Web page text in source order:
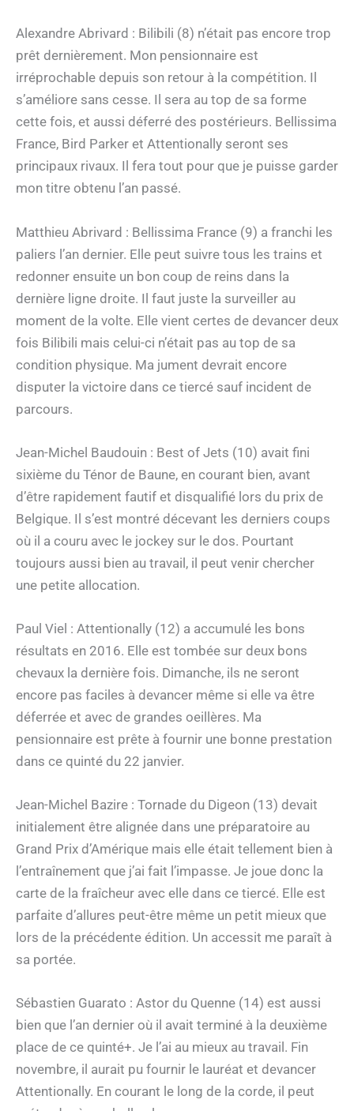
Alexandre Abrivard : Bilibili (8) n’était pas encore trop
prêt dernièrement. Mon pensionnaire est
irréprochable depuis son retour à la compétition. Il
s’améliore sans cesse. Il sera au top de sa forme
cette fois, et aussi déferré des postérieurs. Bellissima
France, Bird Parker et Attentionally seront ses
principaux rivaux. Il fera tout pour que je puisse garder
mon titre obtenu l’an passé.
Matthieu Abrivard : Bellissima France (9) a franchi les
paliers l’an dernier. Elle peut suivre tous les trains et
redonner ensuite un bon coup de reins dans la
dernière ligne droite. Il faut juste la surveiller au
moment de la volte. Elle vient certes de devancer deux
fois Bilibili mais celui-ci n’était pas au top de sa
condition physique. Ma jument devrait encore
disputer la victoire dans ce tiercé sauf incident de
parcours.
Jean-Michel Baudouin : Best of Jets (10) avait fini
sixième du Ténor de Baune, en courant bien, avant
d’être rapidement fautif et disqualifié lors du prix de
Belgique. Il s’est montré décevant les derniers coups
où il a couru avec le jockey sur le dos. Pourtant
toujours aussi bien au travail, il peut venir chercher
une petite allocation.
Paul Viel : Attentionally (12) a accumulé les bons
résultats en 2016. Elle est tombée sur deux bons
chevaux la dernière fois. Dimanche, ils ne seront
encore pas faciles à devancer même si elle va être
déferrée et avec de grandes oeillères. Ma
pensionnaire est prête à fournir une bonne prestation
dans ce quinté du 22 janvier.
Jean-Michel Bazire : Tornade du Digeon (13) devait
initialement être alignée dans une préparatoire au
Grand Prix d’Amérique mais elle était tellement bien à
l’entraînement que j’ai fait l’impasse. Je joue donc la
carte de la fraîcheur avec elle dans ce tiercé. Elle est
parfaite d’allures peut-être même un petit mieux que
lors de la précédente édition. Un accessit me paraît à
sa portée.
Sébastien Guarato : Astor du Quenne (14) est aussi
bien que l’an dernier où il avait terminé à la deuxième
place de ce quinté+. Je l’ai au mieux au travail. Fin
novembre, il aurait pu fournir le lauréat et devancer
Attentionally. En courant le long de la corde, il peut